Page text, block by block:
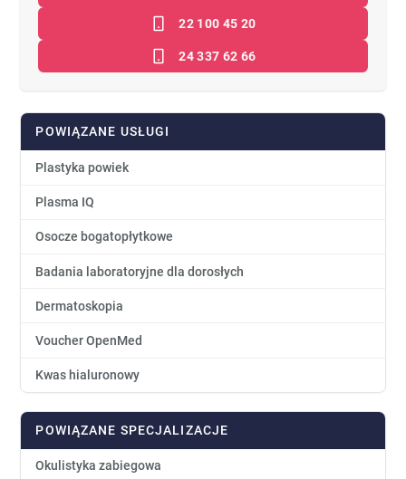
22 100 45 20
24 337 62 66
POWIĄZANE USŁUGI
Plastyka powiek
Plasma IQ
Osocze bogatopłytkowe
Badania laboratoryjne dla dorosłych
Dermatoskopia
Voucher OpenMed
Kwas hialuronowy
POWIĄZANE SPECJALIZACJE
Okulistyka zabiegowa